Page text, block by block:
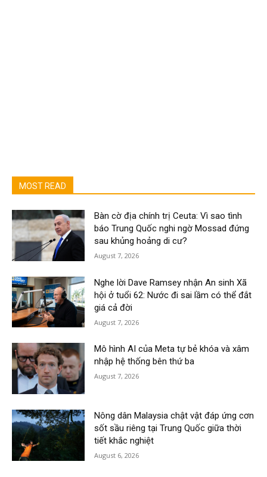
MOST READ
Bàn cờ địa chính trị Ceuta: Vì sao tình
báo Trung Quốc nghi ngờ Mossad đứng
sau khủng hoảng di cư?
August 7, 2026
Nghe lời Dave Ramsey nhận An sinh Xã
hội ở tuổi 62: Nước đi sai lầm có thể đắt
giá cả đời
August 7, 2026
Mô hình AI của Meta tự bẻ khóa và xâm
nhập hệ thống bên thứ ba
August 7, 2026
Nông dân Malaysia chật vật đáp ứng cơn
sốt sầu riêng tại Trung Quốc giữa thời
tiết khắc nghiệt
August 6, 2026